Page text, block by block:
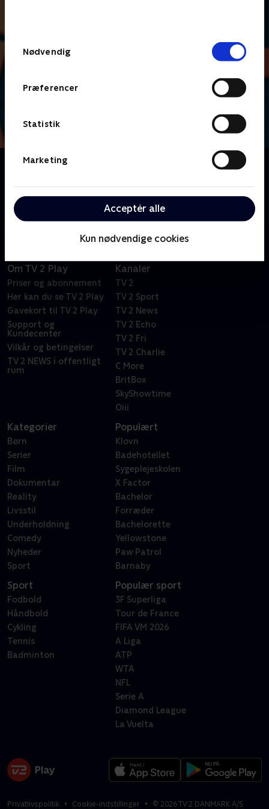
Nødvendig
Præferencer
Statistik
Marketing
Acceptér alle
Kun nødvendige cookies
Om Lige i skabet
uvaner, når vi byder velkommen til livsstilsquizzen
'Lige i skabet'.
Om TV 2 Play
Priser og abonnement
Her kan du se TV 2 Play
Gavekort til TV 2 Play
Support og
Kundecenter
Vilkår og betingelser
TV 2 NEWS i offentligt
rum
Kanaler
TV 2
TV 2 Sport
TV 2 News
TV 2 Echo
TV 2 Fri
TV 2 Charlie
C More
BritBox
SkyShowtime
Oiii
Kategorier
Børn
Serier
Film
Dokumentar
Reality
Livsstil
Underholdning
Comedy
Nyheder
Sport
Populært
Klovn
Badehotellet
Sygeplejeskolen
X Factor
Bachelor
Forræder
Bachelorette
Yellowstone
Paw Patrol
Barnaby
Sport
Fodbold
Håndbold
Cykling
Tennis
Badminton
Populær sport
3F Superliga
Tour de France
FIFA VM 2026
A Liga
ATP
WTA
NFL
Serie A
Diamond League
La Vuelta
Privatlivspolitik Cookie-indstillinger © 2026TV 2 DANMARK A/S